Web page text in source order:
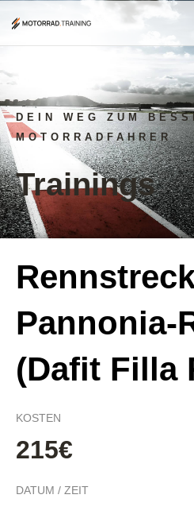
DEIN WEG ZUM
MOTORRADFAHRER
Trainings
Pannonia-
(Dafit Filla
KOSTEN
215€
DATUM / ZEIT